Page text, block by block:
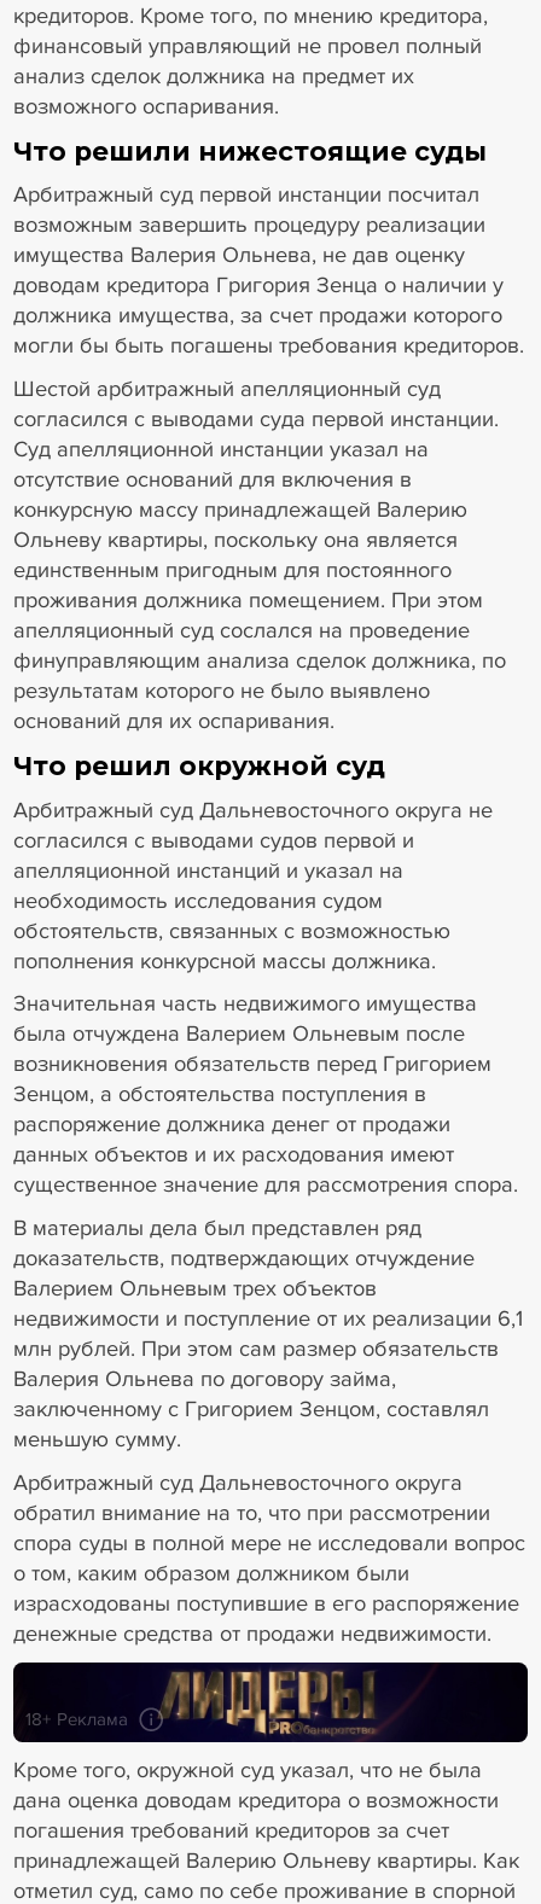
кредиторов. Кроме того, по мнению кредитора,
финансовый управляющий не провел полный
анализ сделок должника на предмет их
возможного оспаривания.
Что решили нижестоящие суды
Арбитражный суд первой инстанции посчитал
возможным завершить процедуру реализации
имущества Валерия Ольнева, не дав оценку
доводам кредитора Григория Зенца о наличии у
должника имущества, за счет продажи которого
могли бы быть погашены требования кредиторов.
Шестой арбитражный апелляционный суд
согласился с выводами суда первой инстанции.
Суд апелляционной инстанции указал на
отсутствие оснований для включения в
конкурсную массу принадлежащей Валерию
Ольневу квартиры, поскольку она является
единственным пригодным для постоянного
проживания должника помещением. При этом
апелляционный суд сослался на проведение
финуправляющим анализа сделок должника, по
результатам которого не было выявлено
оснований для их оспаривания.
Что решил окружной суд
Арбитражный суд Дальневосточного округа не
согласился с выводами судов первой и
апелляционной инстанций и указал на
необходимость исследования судом
обстоятельств, связанных с возможностью
пополнения конкурсной массы должника.
Значительная часть недвижимого имущества
была отчуждена Валерием Ольневым после
возникновения обязательств перед Григорием
Зенцом, а обстоятельства поступления в
распоряжение должника денег от продажи
данных объектов и их расходования имеют
существенное значение для рассмотрения спора.
В материалы дела был представлен ряд
доказательств, подтверждающих отчуждение
Валерием Ольневым трех объектов
недвижимости и поступление от их реализации 6,1
млн рублей. При этом сам размер обязательств
Валерия Ольнева по договору займа,
заключенному с Григорием Зенцом, составлял
меньшую сумму.
Арбитражный суд Дальневосточного округа
обратил внимание на то, что при рассмотрении
спора суды в полной мере не исследовали вопрос
о том, каким образом должником были
израсходованы поступившие в его распоряжение
денежные средства от продажи недвижимости.
18+ Реклама
Кроме того, окружной суд указал, что не была
дана оценка доводам кредитора о возможности
погашения требований кредиторов за счет
принадлежащей Валерию Ольневу квартиры. Как
отметил суд, само по себе проживание в спорной